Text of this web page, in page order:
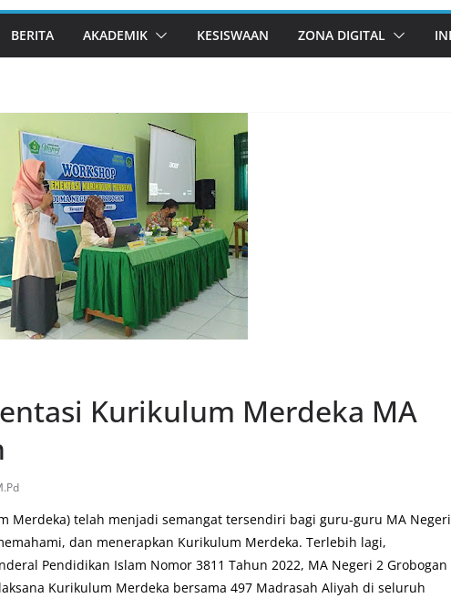
BERITA AKADEMIK KESISWAAN ZONA DIGITAL
Kurikulum Merdeka MA
Merdeka) telah menjadi semangat tersendiri bagi guru-guru MA Negeri
dan menerapkan Kurikulum Merdeka. Terlebih lagi,
Pendidikan Islam Nomor 3811 Tahun 2022, MA Negeri 2 Grobogan
Kurikulum Merdeka bersama 497 Madrasah Aliyah di seluruh